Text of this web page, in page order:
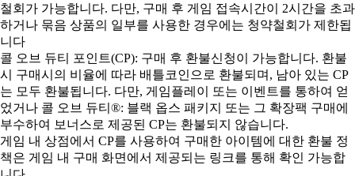
철회가 가능합니다. 다만, 구매 후 게임 접속시간이 2시간을 초과
하거나 묶음 상품의 일부를 사용한 경우에는 청약철회가 제한됩
니다
콜 오브 듀티 포인트(CP): 구매 후 환불신청이 가능합니다. 환불
시 구매시의 비율에 따라 배틀코인으로 환불되며, 남아 있는 CP
는 모두 환불됩니다. 다만, 게임플레이 또는 이벤트를 통하여 얻
었거나 콜 오브 듀티®: 블랙 옵스 패키지 또는 그 확장팩 구매에
부수하여 보너스로 제공된 CP는 환불되지 않습니다.
게임 내 상점에서 CP를 사용하여 구매한 아이템에 대한 환불 정
책은 게임 내 구매 화면에서 제공되는 링크를 통해 확인 가능합